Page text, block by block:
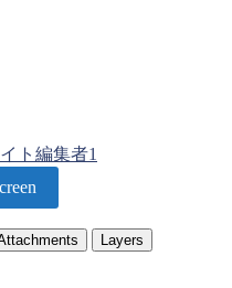
ト編集者1